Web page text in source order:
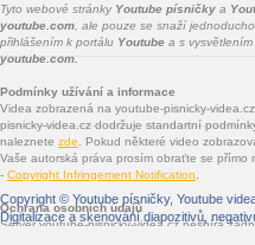
Tyto webové stránky Youtube písničky a
youtube.com , ale pouze se snaží
přihlášením k portálu Youtube a s
youtube.com.
Podmínky užívání a informace
Videa zobrazená na youtube-pisnicky-
pisnicky-videa.cz dodržuje standartní
naleznete zde . Pokud některé video
Vaše autorská práva prosím obraťte se přímo
- Copyright Infringement Notification
Ochrana osobních údajů
Server youtube-pisnicky-videa.cz nesbírá
Copyright © Youtube písničky, Youtube
Digitalizace a skenování diapozitivů,